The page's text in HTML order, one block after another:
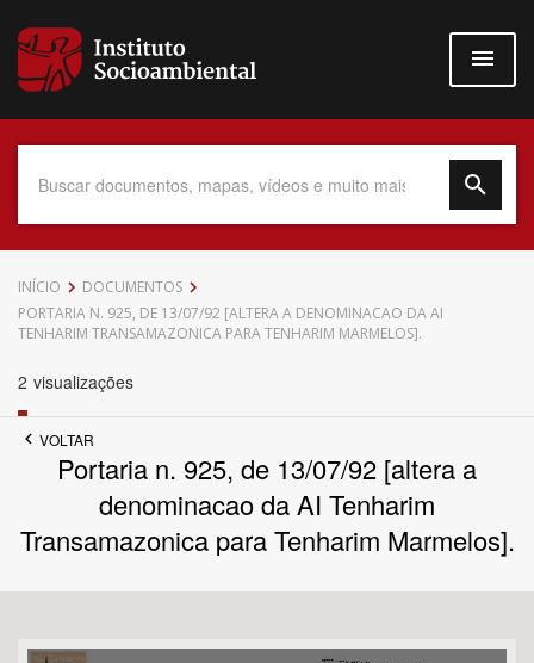
para
conteúdo
Data do Documento
Bioma / Bacia
Tema
INÍCIO
DOCUMENTOS
PORTARIA N. 925, DE 13/07/92 [ALTERA A DENOMINACAO DA AI
TENHARIM TRANSAMAZONICA PARA TENHARIM MARMELOS].
2 visualizações
VOLTAR
Portaria n. 925, de 13/07/92 [altera a
denominacao da AI Tenharim
Transamazonica para Tenharim Marmelos].